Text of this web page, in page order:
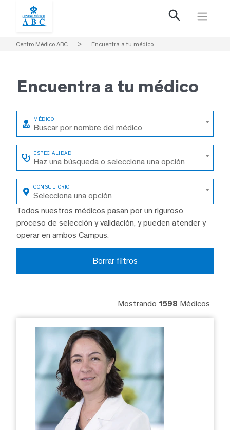
Centro Médico ABC > Encuentra a tu médico
Encuentra a tu médico
Buscar por nombre del médico
Haz una búsqueda o selecciona una opción
Selecciona una opción
Todos nuestros médicos pasan por un riguroso
proceso de selección y validación, y pueden atender y
operar en ambos Campus.
Borrar filtros
Mostrando 1598 Médicos